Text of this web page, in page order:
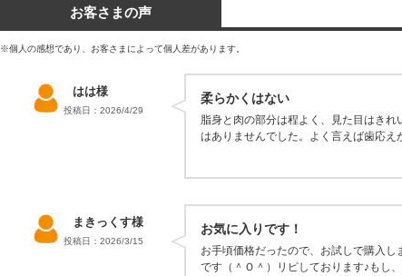
お客さまの声
※個人の感想であり、お客さまによって個人差があります。
はは様
投稿日：2026/4/29
柔らかくはない
脂身と肉の部分は程よく、見た目はき
はありませんでした。よく言えば歯応え
まきっくす様
投稿日：2026/3/15
お気に入りです！
お手頃価格だったので、お試しで購入
です（＾Ｏ＾）リピしております♪もし